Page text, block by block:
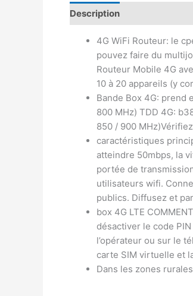
Description
4G WiFi Routeur: le
pouvez faire du
Routeur Mobile 4G
10 à 20 appareils (y
Bande Box 4G: prend
800 MHz) TDD 4G:
850 / 900
caractéristiques
atteindre 50mbps, la
portée de
utilisateurs wifi.
publics. Diffusez et
box 4G LTE
désactiver le code
l’opérateur ou sur le
carte SIM virtuelle et
Dans les zones